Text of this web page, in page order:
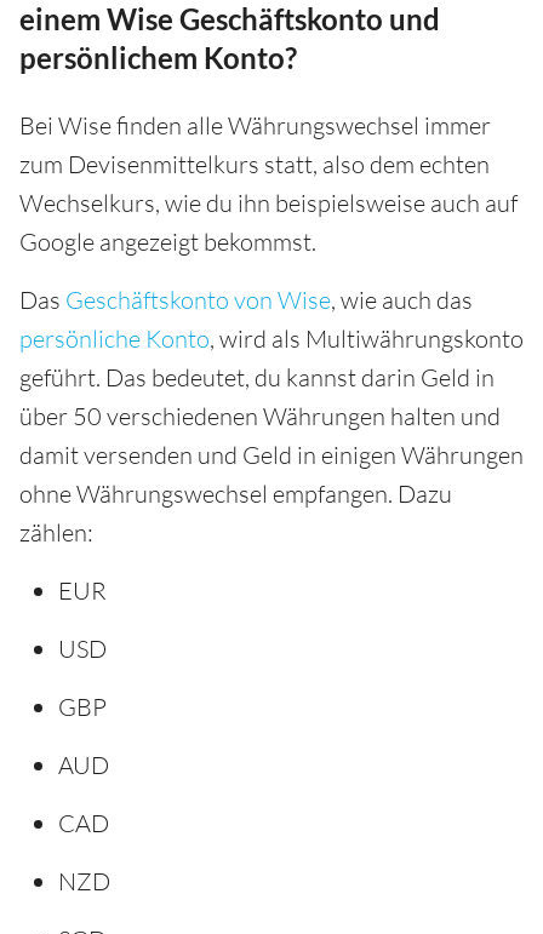
einem Wise Geschäftskonto und
persönlichem Konto?
Bei Wise finden alle Währungswechsel immer
zum Devisenmittelkurs statt, also dem echten
Wechselkurs, wie du ihn beispielsweise auch auf
Google angezeigt bekommst.
Das Geschäftskonto von Wise, wie auch das
persönliche Konto, wird als Multiwährungskonto
geführt. Das bedeutet, du kannst darin Geld in
über 50 verschiedenen Währungen halten und
damit versenden und Geld in einigen Währungen
ohne Währungswechsel empfangen. Dazu
zählen:
EUR
USD
GBP
AUD
CAD
NZD